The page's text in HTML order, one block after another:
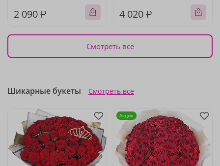
2 090 ₽ 4 020 ₽
Смотреть все
Шикарные букеты Смотреть все
Акция